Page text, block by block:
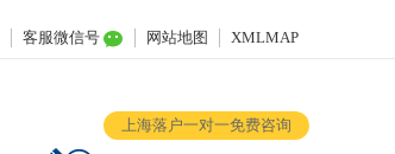
客服微信号 网站地图 XMLMAP
上海落户一对一免费咨询